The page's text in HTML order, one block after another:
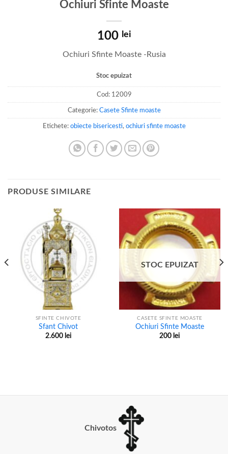
Ochiuri Sfinte Moaste
100 lei
Ochiuri Sfinte Moaste -Rusia
Stoc epuizat
Cod: 12009
Categorie: Casete Sfinte moaste
Etichete: obiecte bisericesti, ochiuri sfinte moaste
PRODUSE SIMILARE
SFINTE CHIVOTE
Sfant Chivot
2.600 lei
STOC EPUIZAT
CASETE SFINTE MOASTE
Ochiuri Sfinte Moaste
200 lei
Chivotos